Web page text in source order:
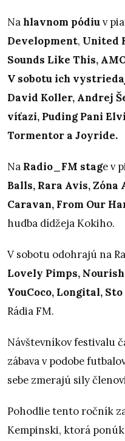
Nahlavnom pódiuv
Development, United
Sounds Like This,
V sobotu ich
David Koller, Andrej
víťazi, Puding Pani
Tormentor a Joyride.
Na Radio_FM stage v
Balls, Rara Avis, Zóna
Caravan, From Our
hudba dídžeja Kokiho.
V sobotu odohrajú na
Lovely Pimps,
YouCoco, Longital,
Rádia FM.
Návštevníkov festivalu
zábava v podobe
sebe zmerajú sily
Pohodlie tento ročník
Kempinski, ktorá